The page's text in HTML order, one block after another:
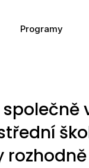
Programy